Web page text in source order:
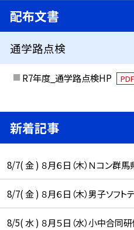
配布文書
通学路点検
R7年度_通学路点検HP PDF
新着記事
8/7( 金 ) ８月６日（木）Ｎコン群
8/7( 金 ) ８月６日（木）男子ソフ
8/5( 水 ) ８月５日（水）小中合同